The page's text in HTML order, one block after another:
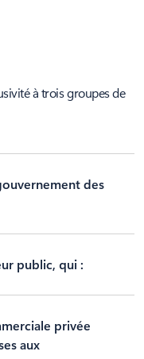
à trois groupes de
des
public, qui :
privée
aux